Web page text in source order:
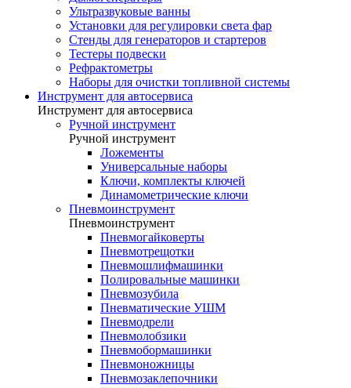
Ультразвуковые ванны
Установки для регулировки света фар
Стенды для генераторов и стартеров
Тестеры подвески
Рефрактометры
Наборы для очистки топливной системы
Инструмент для автосервиса
Инструмент для автосервиса
Ручной инструмент
Ручной инструмент
Ложементы
Универсальные наборы
Ключи, комплекты ключей
Динамометрические ключи
Пневмоинструмент
Пневмоинструмент
Пневмогайковерты
Пневмотрещотки
Пневмошлифмашинки
Полировальные машинки
Пневмозубила
Пневматические УШМ
Пневмодрели
Пневмолобзики
Пневмобормашинки
Пневмоножницы
Пневмозаклепочники